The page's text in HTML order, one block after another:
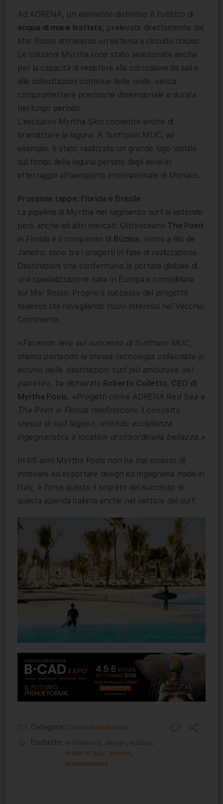
Ad ADRENA, un elemento distintivo è l’utilizzo di
acqua di mare trattata, prelevata direttamente dal
Mar Rosso attraverso un sistema a circuito chiuso.
Le soluzioni Myrtha sono stato selezionate anche
per la capacità di resistere alla corrosione da sali e
alle sollecitazioni continue delle onde, senza
compromettere precisione dimensionale e durata
nel lungo periodo.
L’esclusivo Myrtha Skin consente anche di
brandizzare la laguna. A Surftown MUC, ad
esempio, è stato realizzato un grande logo visibile
sul fondo della laguna persino dagli aerei in
atterraggio all’aeroporto internazionale di Monaco.
Prossime tappe: Florida e Brasile
La pipeline di Myrtha nel segmento surf si estende
però anche ad altri mercati. Oltreoceano The Point
in Florida e il complesso di Búzios, vicino a Rio de
Janeiro, sono tra i progetti in fase di realizzazione.
Destinazioni che confermano la portata globale di
una specializzazione nata in Europa e consolidata
sul Mar Rosso. Proprio il successo del progetto
tedesco sta risvegliando nuovi interessi nel Vecchio
Continente.
«Facendo leva sul successo di Surftown MUC,
stiamo portando la stessa tecnologia collaudata in
alcune delle destinazioni surf più ambiziose del
pianeta», ha dichiarato Roberto Colletto, CEO di
Myrtha Pools. «Progetti come ADRENA Red Sea e
The Point in Florida ridefiniscono il concetto
stesso di surf lagoon, unendo eccellenza
ingegneristica a location di straordinaria bellezza.»
In 65 anni Myrtha Pools non ha mai smesso di
innovare ed esportare design ed ingegneria made in
Italy, è forse questo il segreto del successo di
questa azienda italiana anche nel settore del surf.
Categorie: Comunicati stampa
Etichette: architettura design edilizia
made in italy piscina
progettazione